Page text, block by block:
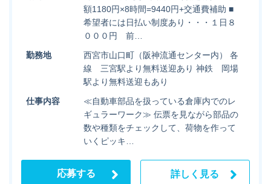
額1180円×8時間=9440円+交通費補助 ■
希望者には日払い制度あり・・・１日８
０００円 前…
勤務地
西宮市山口町（阪神流通センター内） 各
線 三宮駅より無料送迎あり 神鉄 岡場
駅より無料送迎もあり
仕事内容
≪自動車部品を扱っている倉庫内でのレ
ギュラーワーク≫ 伝票を見ながら部品の
数や種類をチェックして、荷物を作って
いくピッキ…
応募する 詳しく見る